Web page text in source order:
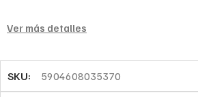
Ver más detalles
SKU: 5904608035370